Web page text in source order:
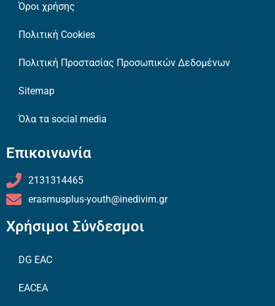
Όροι χρήσης
Πολιτική Cookies
Πολιτική Προστασίας Προσωπικών Δεδομένων
Sitemap
Όλα τα social media
Επικοινωνία
2131314465
erasmusplus-youth@inedivim.gr
Χρήσιμοι Σύνδεσμοι
DG EAC
EACEA